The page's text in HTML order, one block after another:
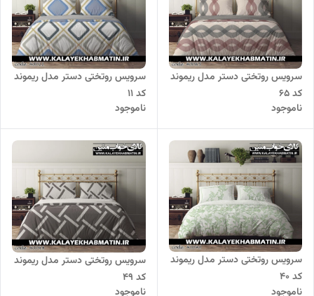
سرویس روتختی دستر مدل ریموند
کد 65
ناموجود
سرویس روتختی دستر مدل ریموند
کد 11
ناموجود
سرویس روتختی دستر مدل ریموند
کد 40
ناموجود
سرویس روتختی دستر مدل ریموند
کد 49
ناموجود